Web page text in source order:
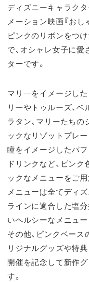
ディズニーキャラクタ
メーション映画『おし
ピンクのリボンをつ
で、オシャレ女子に
ターです。
マリ―をイメージし
リーやトゥルーズ、
ラタン、マリーたち
ックなリゾットプレ
瞳をイメージしたパ
ドリンクなど、ピン
ックなメニューをご
メニューは全てディ
ラインに適合した塩
いヘルシーなメニュー
その他、ピンクベー
リジナルグッズや特
開催を記念して新作
す。